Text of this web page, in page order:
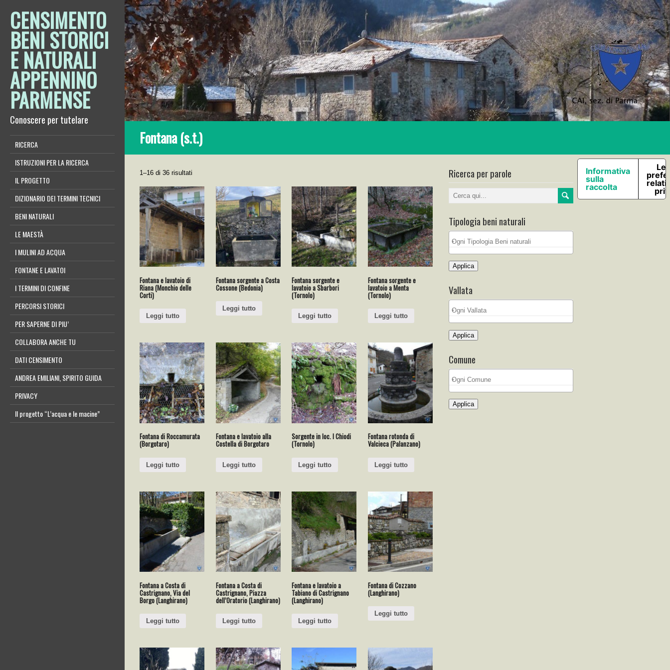
CENSIMENTO
BENI STORICI
E NATURALI
APPENNINO
PARMENSE
Conoscere per tutelare
RICERCA
ISTRUZIONI PER LA RICERCA
IL PROGETTO
DIZIONARIO DEI TERMINI TECNICI
BENI NATURALI
LE MAESTÀ
I MULINI AD ACQUA
FONTANE E LAVATOI
I TERMINI DI CONFINE
PERCORSI STORICI
PER SAPERNE DI PIU’
COLLABORA ANCHE TU
DATI CENSIMENTO
ANDREA EMILIANI, SPIRITO GUIDA
PRIVACY
Il progetto “L’acqua e le macine”
Fontana (s.t.)
1–16 di 36 risultati
Fontana e lavatoio di
Riana (Monchio delle
Corti)
Leggi tutto
Fontana sorgente a Costa
Cossone (Bedonia)
Leggi tutto
Fontana sorgente e
lavatoio a Sbarbori
(Tornolo)
Leggi tutto
Fontana sorgente e
lavatoio a Menta
(Tornolo)
Leggi tutto
Fontana di Roccamurata
(Borgotaro)
Leggi tutto
Fontana e lavatoio alla
Costella di Borgotaro
Leggi tutto
Sorgente in loc. I Chiodi
(Tornolo)
Leggi tutto
Fontana rotonda di
Valcieca (Palanzano)
Leggi tutto
Fontana a Costa di
Castrignano, Via del
Borgo (Langhirano)
Leggi tutto
Fontana a Costa di
Castrignano, Piazza
dell’Oratorio (Langhirano)
Leggi tutto
Fontana e lavatoio a
Tabiano di Castrignano
(Langhirano)
Leggi tutto
Fontana di Cozzano
(Langhirano)
Leggi tutto
Ricerca per parole
Tipologia beni naturali
Applica
Vallata
Applica
Comune
Applica
Informativa
sulla
raccolta
Le